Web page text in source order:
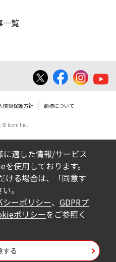
一覧
情報保護方針 商標について
© Icom Inc.
適した情報/サービス
使用しております。
ける場合は、「同意す
。
シーポリシー、 GDPRプ
ポリシーをご参照く
する